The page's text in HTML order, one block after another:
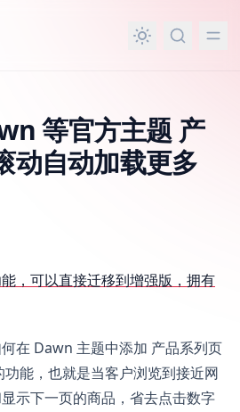
等官方主题 产
动自动加载更多
题 产品系列页面滚动自动加载更多
，可以直接迁移到增强版，拥有
在 Dawn 主题中添加 产品系列页
能，也就是当客户浏览到接近网
示下一页的商品，省去点击数字